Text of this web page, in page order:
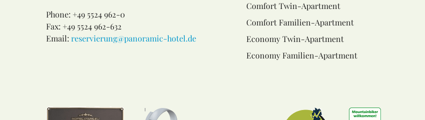
Phone: +49 5524 962-0
Fax: +49 5524 962-632
Email: reservierung@panoramic-hotel.de
Comfort Twin-Apartment
Comfort Familien-Apartment
Economy Twin-Apartment
Economy Familien-Apartment